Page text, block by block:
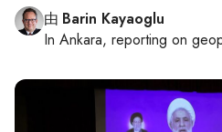
由 Barin Kayaoglu
In Ankara, reporting on